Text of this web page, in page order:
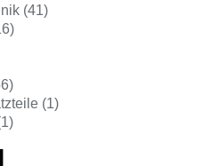
(41)
(1)